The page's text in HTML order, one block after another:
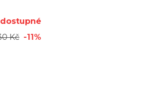
Kč -11%